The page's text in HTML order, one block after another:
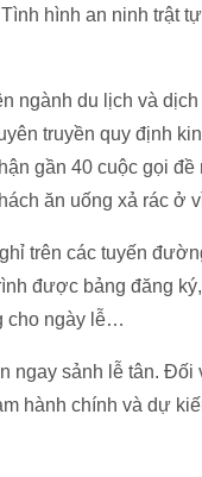
hình an ninh trật
ngành du lịch và
truyền quy định
gần 40 cuộc gọi
ăn uống xả rác ở
trên các tuyến
được bảng đăng
cho ngày lễ…
ngay sảnh lễ tân. Đối
hành chính và dự